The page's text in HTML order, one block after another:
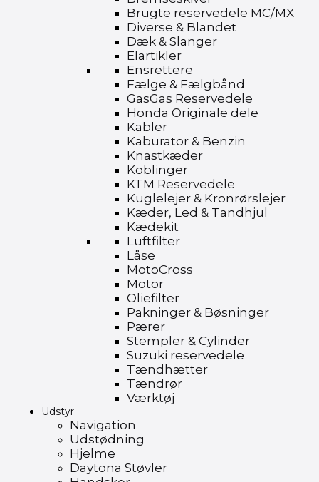
Brugte reservedele MC/MX
Diverse & Blandet
Dæk & Slanger
Elartikler
Ensrettere
Fælge & Fælgbånd
GasGas Reservedele
Honda Originale dele
Kabler
Kaburator & Benzin
Knastkæder
Koblinger
KTM Reservedele
Kuglelejer & Kronrørslejer
Kæder, Led & Tandhjul
Kædekit
Luftfilter
Låse
MotoCross
Motor
Oliefilter
Pakninger & Bøsninger
Pærer
Stempler & Cylinder
Suzuki reservedele
Tændhætter
Tændrør
Værktøj
Udstyr
Navigation
Udstødning
Hjelme
Daytona Støvler